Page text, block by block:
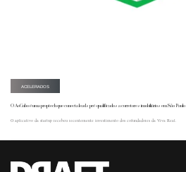
ACELERADOS
O AoCubo é uma proptech que conecta leads pré-qualificados a corretores imobiliários em São Paulo
O aplicativo da startup recebeu recentemente investimento dos cofundadores da Viva Real.